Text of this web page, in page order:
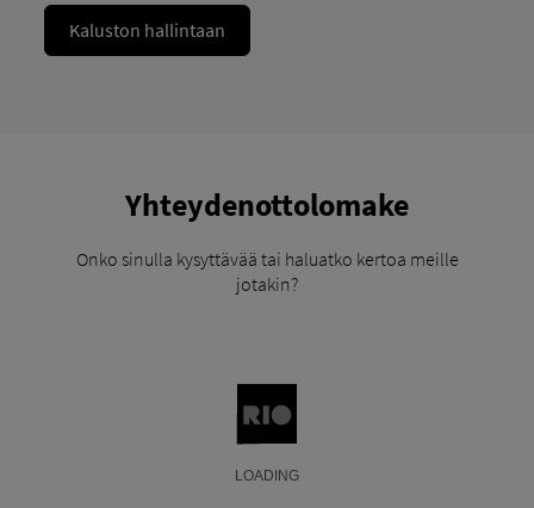
Kaluston hallintaan
Yhteydenottolomake
Onko sinulla kysyttävää tai haluatko kertoa meille
jotakin?